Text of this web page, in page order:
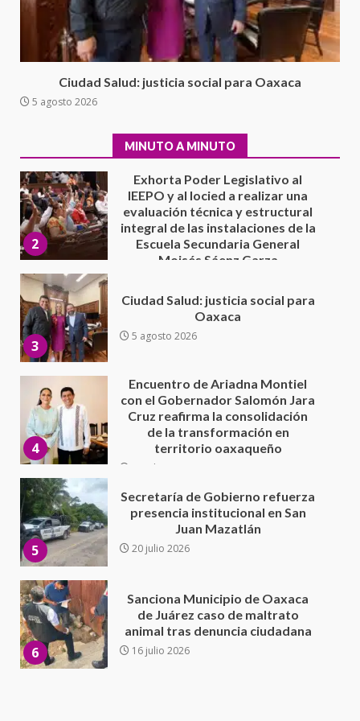
Ciudad Salud: justicia social para Oaxaca
5 agosto 2026
MINUTO A MINUTO
extraordinario de Santiago
Xanica: Jesús Romero
7 agosto 2026
Exhorta Poder Legislativo al
IEEPO y al Iocied a realizar una
Escuela Secundaria General
Moisés Sáenz Garza
5 agosto 2026
3
Ciudad Salud: justicia social para
Oaxaca
5 agosto 2026
4
con el Gobernador Salomón Jara
Cruz reafirma la consolidación
de la transformación en
5
Secretaría de Gobierno refuerza
presencia institucional en San
Juan Mazatlán
20 julio 2026
6
Sanciona Municipio de Oaxaca
de Juárez caso de maltrato
animal tras denuncia ciudadana
16 julio 2026
7
California; FGR lo investiga por
presuntos delitos de
delincuencia organizada y
contrabando